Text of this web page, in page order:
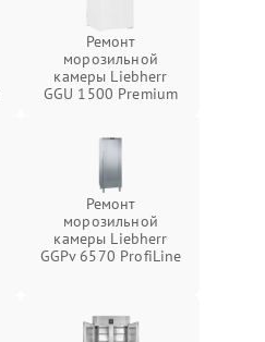
Ремонт
морозильной
камеры Liebherr
GGU 1500 Premium
Ремонт
морозильной
камеры Liebherr
GGPv 6570 ProfiLine